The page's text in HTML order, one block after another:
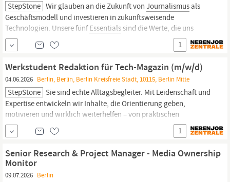
StepStone Wir glauben an die Zukunft von Journalismusals
Geschäftsmodell und investieren in zukunftsweisende
Technologien. Unsere fünfEssentials sind die Werte, die uns
verbinden, und unser Kompass bei unserem Engagement für die
Freiheit. Original Stellenanzeige auf StepStone.de bit.ly/4w2X7RC
1
Werkstudent Redaktion für Tech-Magazin (m/w/d)
04.06.2026 Berlin, Berlin, Berlin Kreisfreie Stadt, 10115, Berlin Mitte
StepStone Sie sind echte Alltagsbegleiter. Mit Leidenschaft und
Expertise entwickeln wir Inhalte, die Orientierung geben,
motivieren und wirklich weiterhelfen – von praktischen
Alltagstipps bis hin zu fundiertem Fachwissen. Für unser
TECHBOOK suchen wir Unterstützung als Werkstudent in der
1
Senior Research & Project Manager - Media Ownership
Monitor
09.07.2026 Berlin